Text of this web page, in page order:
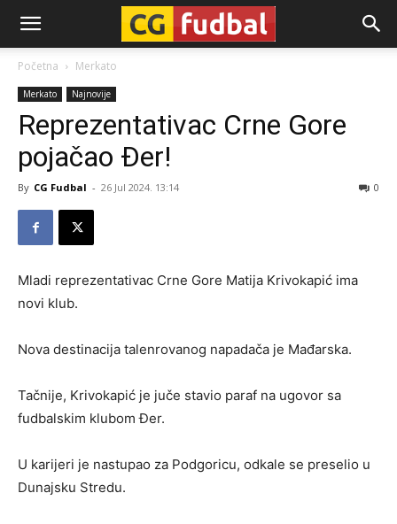
CG-
Fudbal
Početna Merkato
Merkato Najnovije
Reprezentativac Crne Gore
pojačao Đer!
By CG Fudbal - 26 Jul 2024. 13:14 0
Mladi reprezentativac Crne Gore Matija Krivokapić ima
novi klub.
Nova destinacija talenrovanog napadača je Mađarska.
Tačnije, Krivokapić je juče stavio paraf na ugovor sa
fudbalskim klubom Đer.
U karijeri je nastupao za Podgoricu, odkale se preselio u
Dunajsku Stredu.